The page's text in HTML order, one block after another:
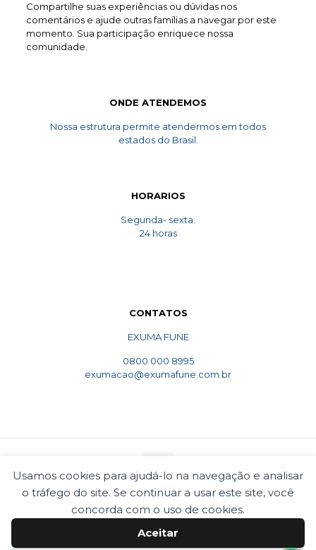
Usamos cookies para ajudá-lo na navegação e analisar
o tráfego do site. Se continuar a usar este site, você
concorda com o uso de cookies.
Aceitar
Compartilhe suas experiências ou dúvidas nos
comentários e ajude outras famílias a navegar por este
momento. Sua participação enriquece nossa
comunidade.
ONDE ATENDEMOS
Nossa estrutura permite atendermos em todos
estados do Brasil.
HORARIOS
Segunda- sexta:
24 horas
CONTATOS
EXUMA FUNE
0800 000 8995
exumacao@exumafune.com.br
© 2010 Exumafune. Todos direitos reservados- Ligue
0800 000 8995. Exumações de ossos em todo o Brasil.
Termos e condições
Politica de privacidade